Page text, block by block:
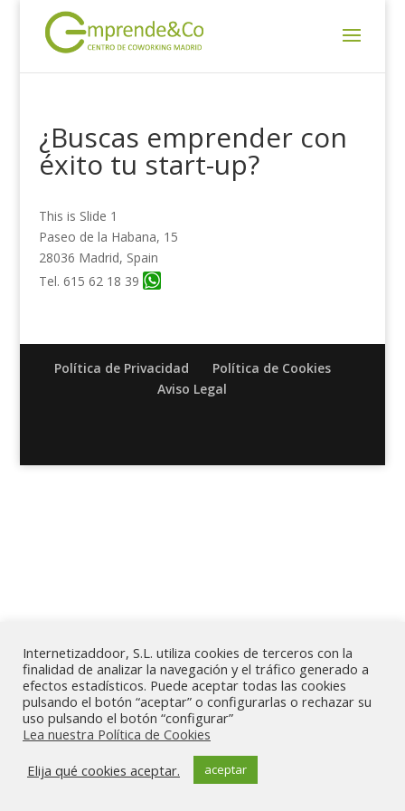
¿Buscas emprender con
éxito tu start-up?
This is Slide 1
Paseo de la Habana, 15
28036 Madrid, Spain
Tel. 615 62 18 39
Política de Privacidad
Política de Cookies
Aviso Legal
Internetizaddoor, S.L. utiliza cookies de terceros con la
finalidad de analizar la navegación y el tráfico generado a
efectos estadísticos. Puede aceptar todas las cookies
pulsando el botón “aceptar” o configurarlas o rechazar su
uso pulsando el botón “configurar”
Lea nuestra Política de Cookies
Elija qué cookies aceptar.
aceptar